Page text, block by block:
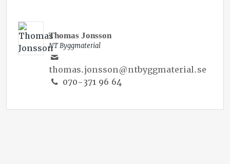
Thomas Jonsson
NT Byggmaterial
thomas.jonsson@ntbyggmaterial.se
070-371 96 64